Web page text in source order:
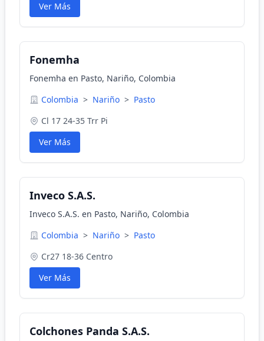
Ver Más
Fonemha
Fonemha en Pasto, Nariño, Colombia
Colombia > Nariño > Pasto
Cl 17 24-35 Trr Pi
Ver Más
Inveco S.A.S.
Inveco S.A.S. en Pasto, Nariño, Colombia
Colombia > Nariño > Pasto
Cr27 18-36 Centro
Ver Más
Colchones Panda S.A.S.